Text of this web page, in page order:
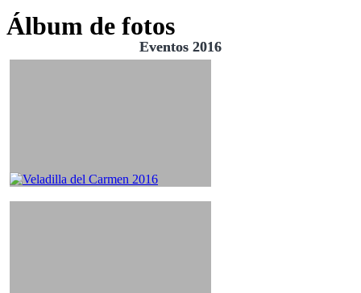
Álbum de fotos
Eventos 2016